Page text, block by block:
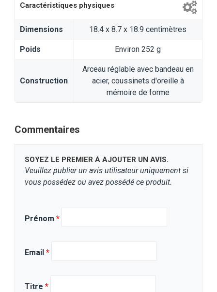
Caractéristiques physiques
Dimensions ‎18.4 x 8.7 x 18.9 centimètres
Poids Environ 252 g
Construction
Arceau réglable avec bandeau en
acier, coussinets d'oreille à
mémoire de forme
Commentaires
SOYEZ LE PREMIER À AJOUTER UN AVIS.
Veuillez publier un avis utilisateur uniquement si
vous possédez ou avez possédé ce produit.
Prénom *
Email *
Titre *